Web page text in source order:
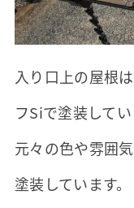
入り口上の屋根
フSiで塗装してい
元々の色や雰囲
塗装しています。